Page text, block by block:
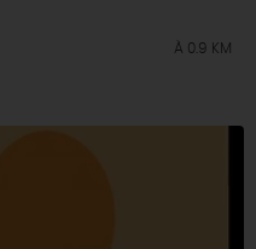
À 0.9 KM